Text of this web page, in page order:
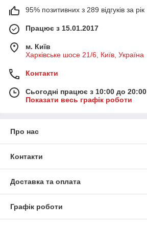
95% позитивних з 289 відгуків за рік
Працює з 15.01.2017
м. Київ
Харківське шосе 21/6, Київ, Україна
Контакти
Сьогодні працює з 10:00 до 20:00
Показати весь графік роботи
Про нас
Контакти
Доставка та оплата
Графік роботи